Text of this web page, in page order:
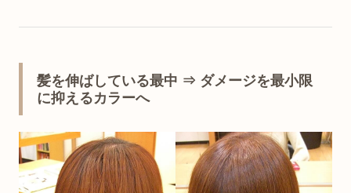
髪を伸ばしている最中 ⇒ ダメージを最小限
に抑えるカラーへ